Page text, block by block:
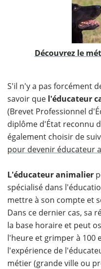
​Découvrez le
​S'il n'y a pas forcément
savoir que l'éducateur
(Brevet Professionnel
diplôme d'État reconnu
également choisir de
pour devenir éducateur
L'éducateur animalier
spécialisé dans
mettre à son compte et
Dans ce dernier cas, sa
la base horaire et peut
l'heure et grimper à 100
l'expérience de
métier (grande ville ou